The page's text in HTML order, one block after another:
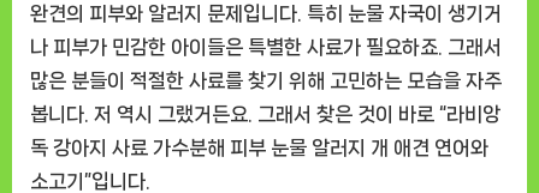
눈
물
알
러
지
완견의 피부와 알러지 문제입니다. 특히 눈물 자국이 생기거
나 피부가 민감한 아이들은 특별한 사료가 필요하죠. 그래서
많은 분들이 적절한 사료를 찾기 위해 고민하는 모습을 자주
봅니다. 저 역시 그랬거든요. 그래서 찾은 것이 바로 “라비앙
독 강아지 사료 가수분해 피부 눈물 알러지 개 애견 연어와
소고기”입니다.